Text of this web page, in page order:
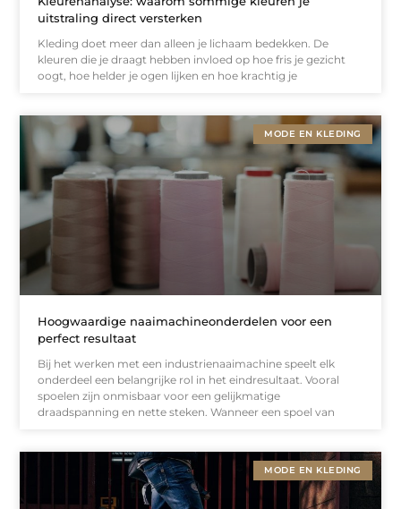
uitstraling direct versterken
Kleding doet meer dan alleen je lichaam bedekken. De
kleuren die je draagt hebben invloed op hoe fris je gezicht
oogt, hoe helder je ogen lijken en hoe krachtig je
MODE EN KLEDING
Hoogwaardige naaimachineonderdelen voor een
perfect resultaat
Bij het werken met een industrienaaimachine speelt elk
onderdeel een belangrijke rol in het eindresultaat. Vooral
spoelen zijn onmisbaar voor een gelijkmatige
draadspanning en nette steken. Wanneer een spoel van
MODE EN KLEDING